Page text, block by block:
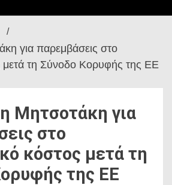
για παρεμβάσεις στο
μετά τη Σύνοδο Κορυφής της ΕΕ
Μητσοτάκη για
στο
κόστος μετά τη
της ΕΕ